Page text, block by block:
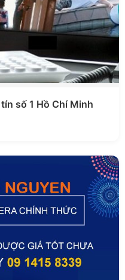
số 1 Hồ Chí Minh